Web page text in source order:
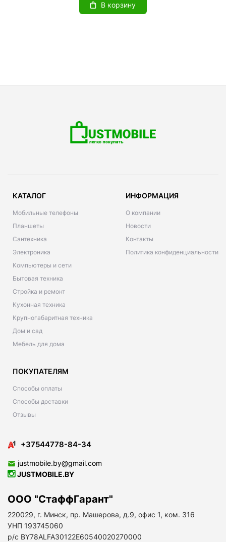
В корзину
КАТАЛОГ
Мобильные телефоны
Планшеты
Сантехника
Электроника
Компьютеры и сети
Бытовая техника
Стройка и ремонт
Кухонная техника
Крупногабаритная техника
Дом и сад
Мебель для дома
ИНФОРМАЦИЯ
О компании
Новости
Контакты
Политика конфиденциальности
ПОКУПАТЕЛЯМ
Способы оплаты
Способы доставки
Отзывы
+37544778-84-34
justmobile.by@gmail.com
JUSTMOBILE.BY
ООО "СтаффГарант"
220029, г. Минск, пр. Машерова, д.9, офис 1, ком. 316
УНП 193745060
р/с BY78ALFA30122E60540020270000